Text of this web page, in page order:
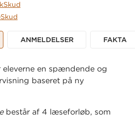
ANMELDELSER FAKTA
eleverne en spændende og
baseret på ny
består af 4 læseforløb, som